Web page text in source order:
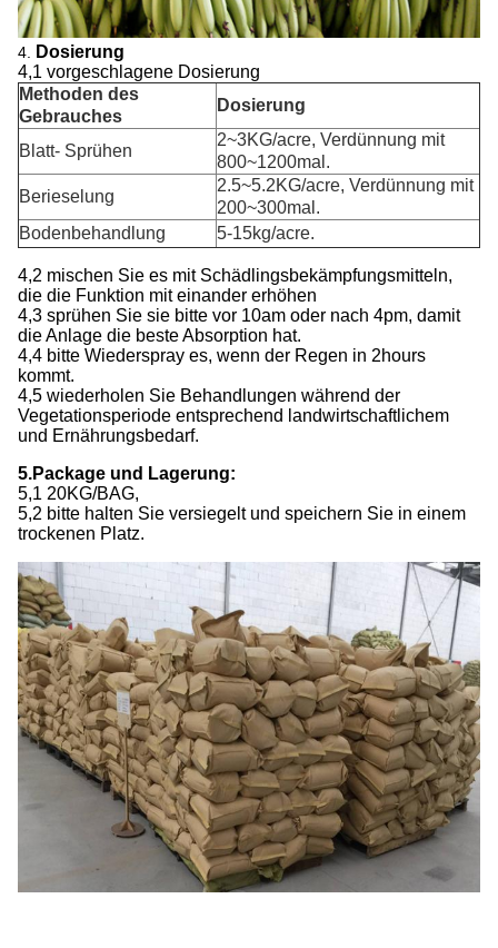
4.
Dosierung
4,1 vorgeschlagene Dosierung
Methoden des
Gebrauches
Dosierung
Blatt- Sprühen
2~3KG/acre, Verdünnung mit
800~1200mal.
Berieselung
2.5~5.2KG/acre, Verdünnung mit
200~300mal.
Bodenbehandlung
5-15kg/acre.
4,2 mischen Sie es mit Schädlingsbekämpfungsmitteln,
die die Funktion mit einander erhöhen
4,3 sprühen Sie sie bitte vor 10am oder nach 4pm, damit
die Anlage die beste Absorption hat.
4,4 bitte Wiederspray es, wenn der Regen in 2hours
kommt.
4,5 wiederholen Sie Behandlungen während der
Vegetationsperiode entsprechend landwirtschaftlichem
und Ernährungsbedarf.
5.Package und Lagerung:
5,1 20KG/BAG,
5,2 bitte halten Sie versiegelt und speichern Sie in einem
trockenen Platz.